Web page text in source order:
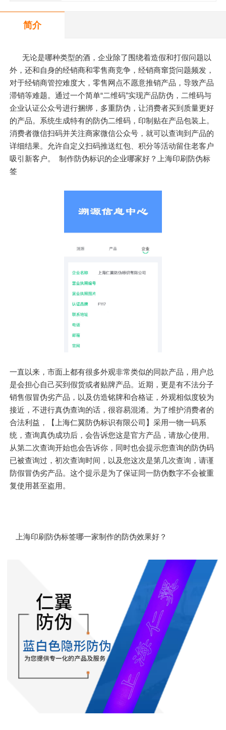
简介
无论是哪种类型的酒，企业除了围绕着造假和打假问题以
外，还和自身的经销商和零售商竞争，经销商窜货问题频发，
对于经销商管控难度大，零售网点不愿意推销产品，导致产品
滞销等难题。通过一个简单“二维码”实现产品防伪，二维码与
企业认证公众号进行捆绑，多重防伪，让消费者买到质量更好
的产品。系统生成特有的防伪二维码，印制贴在产品包装上。
消费者微信扫码并关注商家微信公众号，就可以查询到产品的
详细结果。允许自定义扫码推送红包、积分等活动留住老客户
吸引新客户。 制作防伪标识的企业哪家好？上海印刷防伪标
签
一直以来，市面上都有很多外观非常类似的同款产品，用户总
是会担心自己买到假货或者贴牌产品。近期，更是有不法分子
销售假冒伪劣产品，以及仿造铭牌和合格证，外观相似度较为
接近，不进行真伪查询的话，很容易混淆。为了维护消费者的
合法利益，【上海仁翼防伪标识有限公司】采用一物一码系
统，查询真伪成功后，会告诉您这是官方产品，请放心使用。
从第二次查询开始也会告诉你，同时也会提示您查询的防伪码
已被查询过，初次查询时间，以及您这次是第几次查询，请谨
防假冒伪劣产品。这个提示是为了保证同一防伪数字不会被重
复使用甚至盗用。
上海印刷防伪标签哪一家制作的防伪效果好？